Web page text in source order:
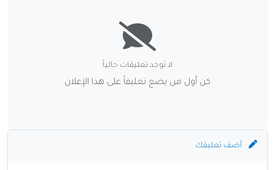
لا توجد تعليقات حالياً
كن أول من يضع تعليقاً على هذا الإعلان
أضف تعليقك